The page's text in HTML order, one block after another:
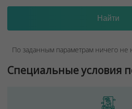
По заданным параметрам ничего не
Специальные условия